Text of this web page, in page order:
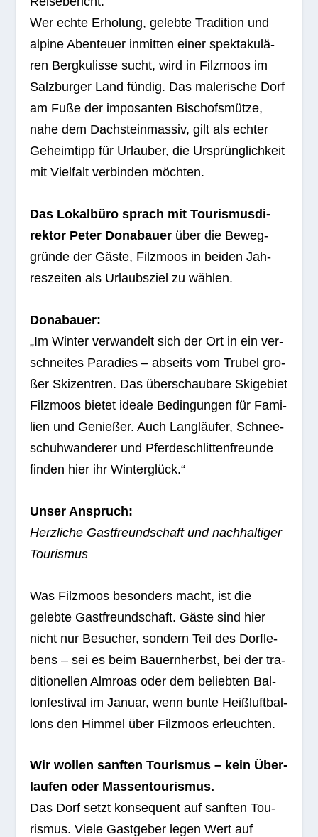
Wer echte Erho­lung, gelebte Tra­di­tion und
alpine Aben­teuer inmit­ten einer spek­ta­ku­lä­
ren Berg­ku­lisse sucht, wird in Filz­moos im
Salz­bur­ger Land fün­dig. Das male­ri­sche Dorf
am Fuße der impo­san­ten Bischofs­mütze,
nahe dem Dach­stein­mas­siv, gilt als ech­ter
Geheim­tipp für Urlau­ber, die Ursprüng­lich­keit
mit Viel­falt ver­bin­den möchten.
Das Lokal­büro sprach mit Tou­ris­mus­di­
rek­tor Peter Dona­bauer über die Beweg­
gründe der Gäste, Filz­moos in bei­den Jah­
res­zei­ten als Urlaubs­ziel zu wählen.
Dona­bauer:
„Im Win­ter ver­wan­delt sich der Ort in ein ver­
schnei­tes Para­dies – abseits vom Tru­bel gro­
ßer Ski­zen­tren. Das über­schau­bare Ski­ge­biet
Filz­moos bie­tet ideale Bedin­gun­gen für Fami­
lien und Genie­ßer. Auch Lang­läu­fer, Schnee­
schuh­wan­de­rer und Pfer­de­schlit­ten­freunde
fin­den hier ihr Winterglück.“
Unser Anspruch:
Herz­li­che Gast­freund­schaft und nach­hal­ti­ger
Tourismus
Was Filz­moos beson­ders macht, ist die
gelebte Gast­freund­schaft. Gäste sind hier
nicht nur Besu­cher, son­dern Teil des Dorf­le­
bens – sei es beim Bau­ern­herbst, bei der tra­
di­tio­nel­len Alm­roas oder dem belieb­ten Bal­
lon­fes­ti­val im Januar, wenn bunte Heiß­luft­bal­
lons den Him­mel über Filz­moos erleuchten.
Wir wol­len sanf­ten Tou­ris­mus – kein Über­
lau­fen oder Mas­sen­tou­ris­mus.
Das Dorf setzt kon­se­quent auf sanf­ten Tou­
ris­mus. Viele Gast­ge­ber legen Wert auf